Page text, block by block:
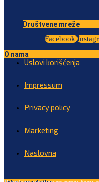
Društvene mreže
Facebook
O nama
Uslovi korišćenja
Impressum
Privacy policy
Marketing
Naslovna